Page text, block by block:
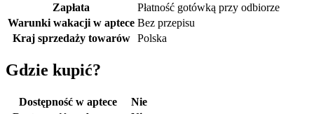
Zapłata
Płatność gotówką przy odbiorze
Warunki wakacji w aptece Bez przepisu
Kraj sprzedaży towarów
Polska
Gdzie kupić?
Dostępność w aptece
Nie